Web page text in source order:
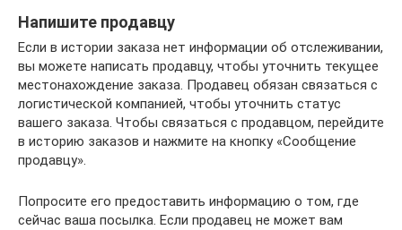
Напишите продавцу
Если в истории заказа нет информации об отслеживании,
вы можете написать продавцу, чтобы уточнить текущее
местонахождение заказа. Продавец обязан связаться с
логистической компанией, чтобы уточнить статус
вашего заказа. Чтобы связаться с продавцом, перейдите
в историю заказов и нажмите на кнопку «Сообщение
продавцу».
Попросите его предоставить информацию о том, где
сейчас ваша посылка. Если продавец не может вам